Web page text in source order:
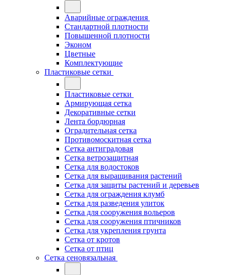
Аварийные ограждения
Стандартной плотности
Повышенной плотности
Эконом
Цветные
Комплектующие
Пластиковые сетки
Пластиковые сетки
Армирующая сетка
Декоративные сетки
Лента бордюрная
Оградительная сетка
Противомоскитная сетка
Сетка антиградовая
Сетка ветрозащитная
Сетка для водостоков
Сетка для выращивания растений
Сетка для защиты растений и деревьев
Сетка для ограждения клумб
Сетка для разведения улиток
Сетка для сооружения вольеров
Сетка для сооружения птичников
Сетка для укрепления грунта
Сетка от кротов
Сетка от птиц
Сетка сеновязальная